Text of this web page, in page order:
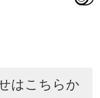
はこちらか